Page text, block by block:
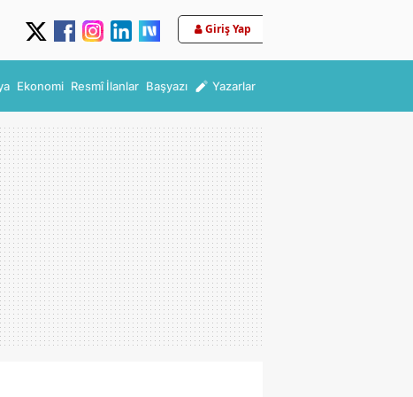
Giriş Yap
Ekonomi Resmî İlanlar Başyazı Yazarlar